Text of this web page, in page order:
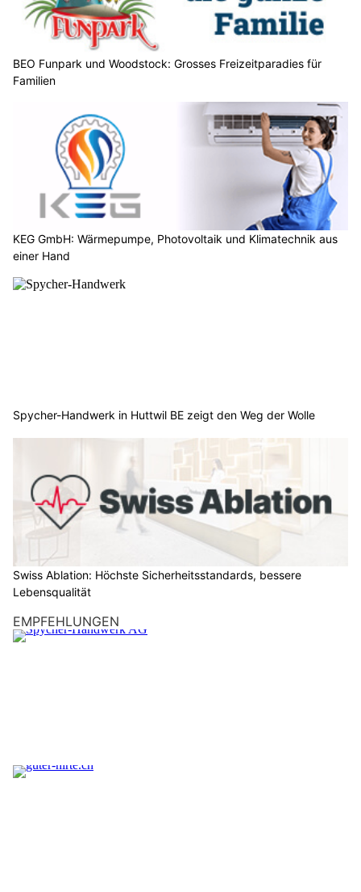
BEO Funpark und Woodstock: Grosses Freizeitparadies für
Familien
KEG GmbH: Wärmepumpe, Photovoltaik und Klimatechnik aus
einer Hand
Spycher-Handwerk in Huttwil BE zeigt den Weg der Wolle
Swiss Ablation: Höchste Sicherheitsstandards, bessere
Lebensqualität
EMPFEHLUNGEN